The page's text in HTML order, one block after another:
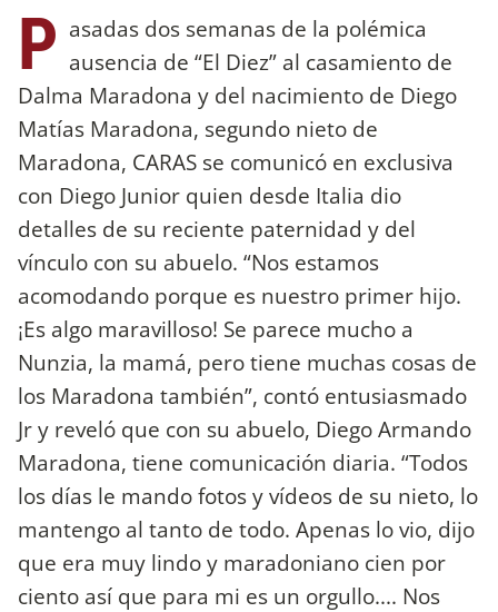
P asadas dos semanas de la polémica
ausencia de “El Diez” al casamiento de
Dalma Maradona y del nacimiento de Diego
Matías Maradona, segundo nieto de
Maradona, CARAS se comunicó en exclusiva
con Diego Junior quien desde Italia dio
detalles de su reciente paternidad y del
vínculo con su abuelo. “Nos estamos
acomodando porque es nuestro primer hijo.
¡Es algo maravilloso! Se parece mucho a
Nunzia, la mamá, pero tiene muchas cosas de
los Maradona también”, contó entusiasmado
Jr y reveló que con su abuelo, Diego Armando
Maradona, tiene comunicación diaria. “Todos
los días le mando fotos y vídeos de su nieto, lo
mantengo al tanto de todo. Apenas lo vio, dijo
que era muy lindo y maradoniano cien por
ciento así que para mi es un orgullo.... Nos